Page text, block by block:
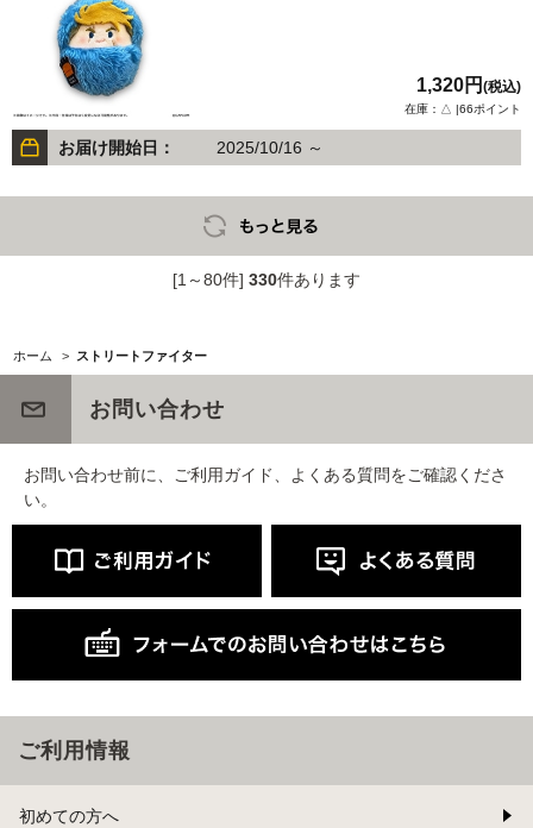
1,320円 (税込)
在庫：△ |66ポイント
お届け開始日： 2025/10/16 ～
[1～80件] 330件あります
ホーム > ストリートファイター
お問い合わせ
お問い合わせ前に、ご利用ガイド、よくある質問をご確認くださ
い。
ご利用情報
初めての方へ